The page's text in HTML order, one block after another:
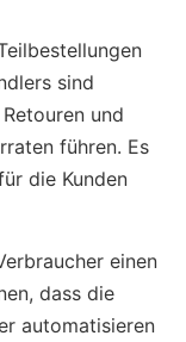
sind
und
führen. Es
die Kunden
einen
dass die
automatisieren